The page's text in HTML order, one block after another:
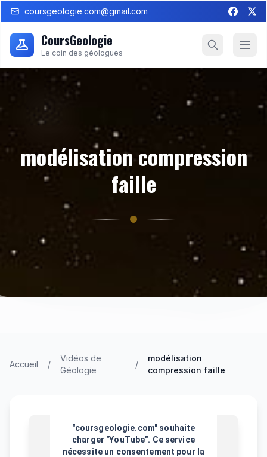
coursgeologie.com@gmail.com
CoursGeologie
Le coin des géologues
modélisation compression
faille
Accueil /
Vidéos de
Géologie
/
modélisation
compression faille